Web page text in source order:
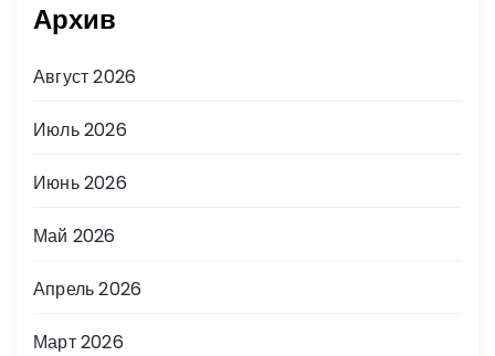
Архив
Август 2026
Июль 2026
Июнь 2026
Май 2026
Апрель 2026
Март 2026